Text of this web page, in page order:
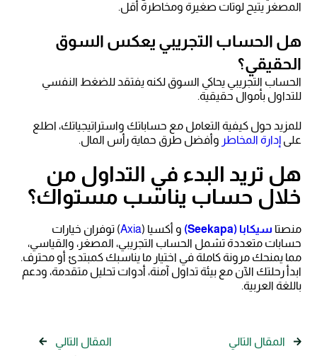
المصغر يتيح لوتات صغيرة ومخاطرة أقل.
هل الحساب التجريبي يعكس السوق
الحقيقي؟
الحساب التجريبي يحاكي السوق لكنه يفتقد للضغط النفسي
للتداول بأموال حقيقية.
للمزيد حول كيفية التعامل مع حساباتك واستراتيجياتك، اطلع
على إدارة المخاطر وأفضل طرق حماية رأس المال.
هل تريد البدء في التداول من
خلال حساب يناسب مستواك؟
منصتا سيكابا (Seekapa) و أكسيا (Axia) توفران خيارات
حسابات متعددة تشمل الحساب التجريبي، المصغر، والقياسي،
مما يمنحك مرونة كاملة في اختيار ما يناسبك كمبتدئ أو محترف.
ابدأ رحلتك الآن مع بيئة تداول آمنة، أدوات تحليل متقدمة، ودعم
باللغة العربية.
المقال التالي
المقال التالي